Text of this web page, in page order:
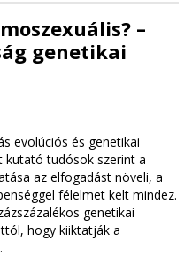
–
genetikai
evolúciós és genetikai
kutató tudósok szerint a
az elfogadást növeli, a
félelmet kelt mindez.
genetikai
hogy kiiktatják a